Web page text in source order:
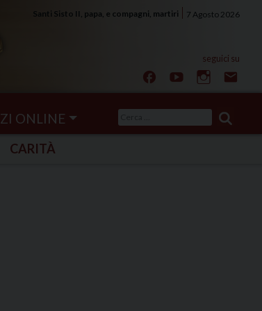
7 Agosto 2026
Santi Sisto II, papa, e compagni, martiri
ONLINE
per:
CARITÀ